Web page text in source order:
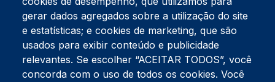
Endereço Postal
Apartado 42
Rua Gil Eanes 31
3834-908 Gafanha da Nazaré
Estúdios
gerar dados agregados sobre a utilização do site
e estatísticas; e cookies de marketing, que são
usados para exibir conteúdo e publicidade
relevantes. Se escolher “ACEITAR TODOS”, você
concorda com o uso de todos os cookies. Você